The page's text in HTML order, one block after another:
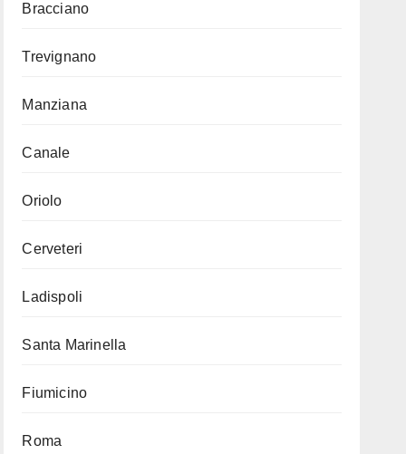
Bracciano
Trevignano
Manziana
Canale
Oriolo
Cerveteri
Ladispoli
Santa Marinella
Fiumicino
Roma